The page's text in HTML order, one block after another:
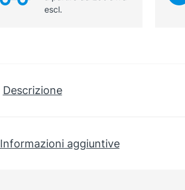
escl.
Descrizione
Informazioni aggiuntive